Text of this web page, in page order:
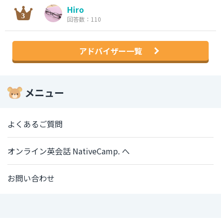
Hiro
回答数：110
アドバイザー一覧
メニュー
よくあるご質問
オンライン英会話 NativeCamp. へ
お問い合わせ